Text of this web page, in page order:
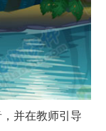
并在教师引导